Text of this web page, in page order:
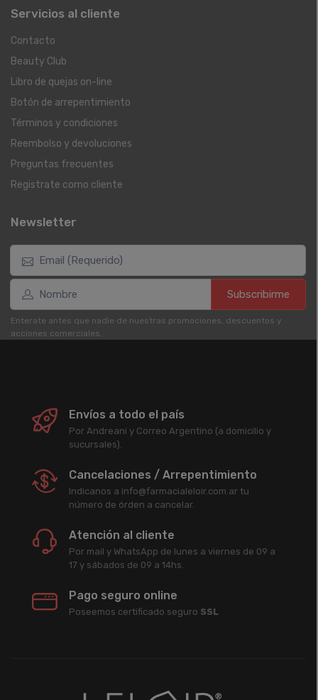
Servicios al cliente
Contacto
Beauty Club
Libro de quejas on-line
Botón de arrepentimiento
Términos y condiciones
Reembolso y devoluciones
Preguntas frecuentes
Registrate como cliente
Newsletter
Subscribirme
Enterate antes que nadie de nuestras promociones, descuentos y
acciones comerciales.
Envíos a todo el país
Por Andreani y Correo Argentino (a domicilio y
sucursales).
Cancelaciones / Arrepentimiento
Indicanos a info@farmacialeloir.com.ar tu
número de órden a cancelar.
Atención al cliente
Por mail y WhatsApp de lunes a viernes de 09 a
17 y sábados de 09 a 14hs.
Pago seguro online
Poseemos certificado seguro SSL